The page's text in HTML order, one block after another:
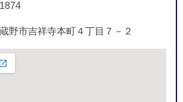
野市吉祥寺本町４丁目７－２